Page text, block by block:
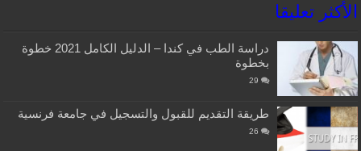
الأكثر تعليقا
دراسة الطب في كندا – الدليل الكامل 2021 خطوة
بخطوة
29
طريقة التقديم للقبول والتسجيل في جامعة فرنسية
26